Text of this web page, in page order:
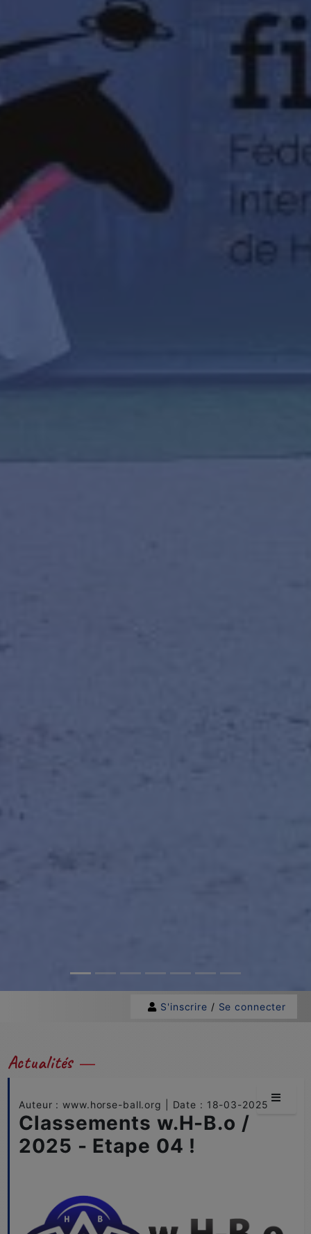
S'inscrire / Se connecter
Actualités
Auteur : www.horse-ball.org | Date : 18-03-2025
Classements w.H-B.o /
2025 - Etape 04 !